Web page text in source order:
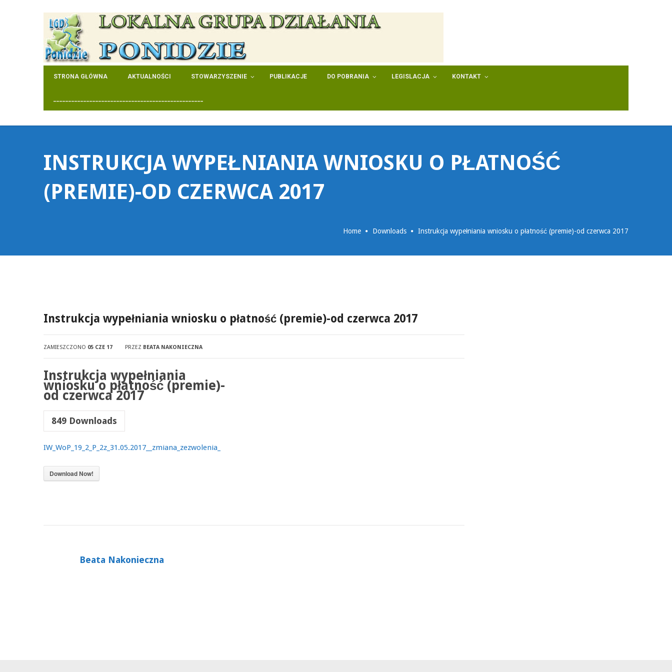
STRONA GŁÓWNA AKTUALNOŚCI STOWARZYSZENIE PUBLIKACJE DO POBRANIA LEGISLACJA KONTAKT
__________________________________________________
INSTRUKCJA WYPEŁNIANIA WNIOSKU O PŁATNOŚĆ
(PREMIE)-OD CZERWCA 2017
Home Downloads Instrukcja wypełniania wniosku o płatność (premie)-od czerwca 2017
Instrukcja wypełniania wniosku o płatność (premie)-od czerwca 2017
ZAMIESZCZONO 05 CZE 17 PRZEZ BEATA NAKONIECZNA
Instrukcja wypełniania
wniosku o płatność (premie)-
od czerwca 2017
849 Downloads
IW_WoP_19_2_P_2z_31.05.2017__zmiana_zezwolenia_
Download Now!
Beata Nakonieczna